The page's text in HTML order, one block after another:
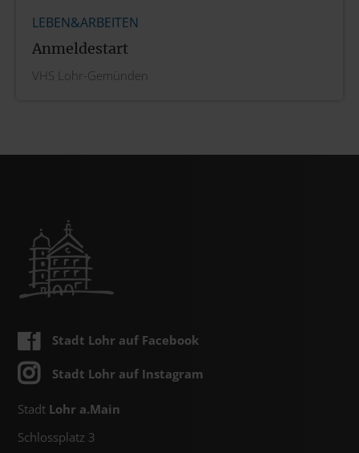
LEBEN&ARBEITEN
Anmeldestart
VHS Lohr-Gemünden
Stadt Lohr auf Facebook
Stadt Lohr auf Instagram
Stadt Lohr a.Main
Schlossplatz 3